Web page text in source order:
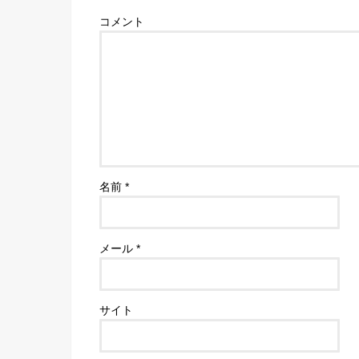
コメント
名前 *
メール *
サイト